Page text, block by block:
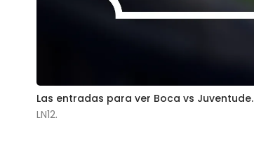
Las entradas para ver Boca vs Juventude.
LN12.